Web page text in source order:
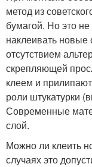
метод из
бумагой. Но это не
наклеивать новые
отсутствием
скрепляющей
клеем и
роли штукатурки
Современные
слой.
Можно ли клеить
случаях это